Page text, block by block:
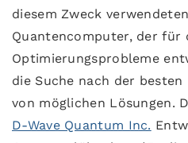
diesem Zweck
Quantencomputer, der für
Optimierungsprobleme
die Suche nach der besten
von möglichen Lösungen.
D-Wave Quantum Inc.